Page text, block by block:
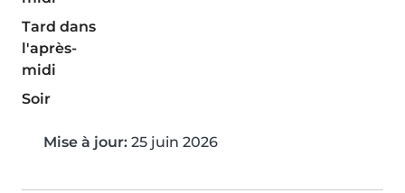
Tard dans
l'après-
midi
Soir
Mise à jour: 25 juin 2026